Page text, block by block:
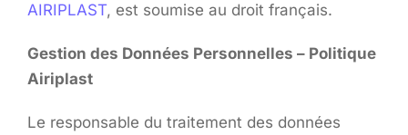
AIRIPLAST, est soumise au droit français.
Gestion des Données Personnelles – Politique
Airiplast
Le responsable du traitement des données